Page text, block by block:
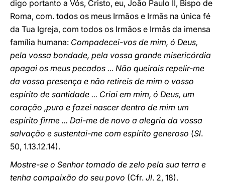
digo portanto a Vós, Cristo, eu, João Paulo II, Bispo de
Roma, com. todos os meus Irmãos e Irmãs na única fé
da Tua Igreja, com todos os Irmãos e Irmãs da imensa
família humana: Compadecei-vos de mim, ó Deus,
pela vossa bondade, pela vossa grande misericórdia
apagai os meus pecados ... Não queirais repelir-me
da vossa presença e não retireis de mim o vosso
espírito de santidade ... Criai em mim, ó Deus, um
coração ,puro e fazei nascer dentro de mim um
espírito firme ... Dai-me de novo a alegria da vossa
salvação e sustentai-me com espírito generoso (Sl.
50, 1.13.12.14).
Mostre-se o Senhor tomado de zelo pela sua terra e
tenha compaixão do seu povo (Cfr. Jl. 2, 18).